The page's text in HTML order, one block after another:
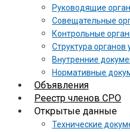
Руководящие
Совещательные
Контрольные
Структура органов
Внутренние
Нормативные
Объявления
Реестр членов СРО
Открытые данные
Технические